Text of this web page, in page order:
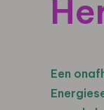
Een